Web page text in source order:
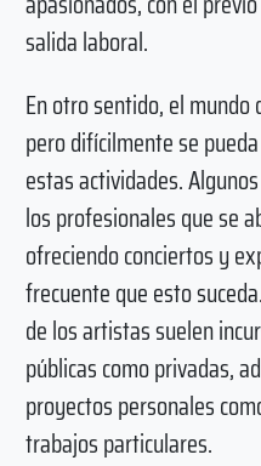
salida laboral.
En otro sentido, el mundo
pero difícilmente se
estas actividades.
los profesionales que se
ofreciendo conciertos y
frecuente que esto
de los artistas suelen
públicas como privadas,
proyectos personales
trabajos particulares.